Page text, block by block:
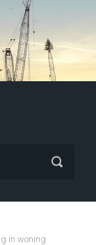
in woning